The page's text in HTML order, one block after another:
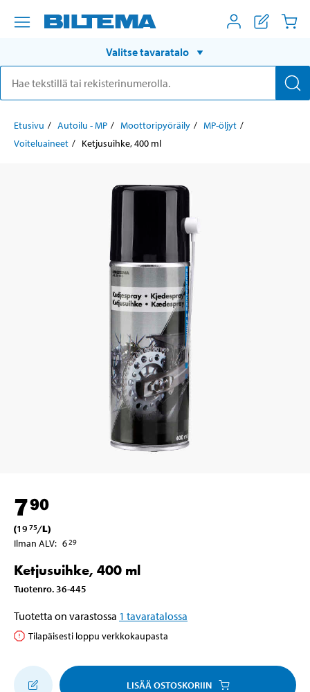
Valitse tavaratalo
Etusivu Autoilu - MP Moottoripyöräily
MP-öljyt
Voiteluaineet
Ketjusuihke, 400 ml
790
(19 75/L)
Ilman ALV: 629
Ketjusuihke, 400 ml
Tuotenro. 36-445
Tuotetta on varastossa 1 tavaratalossa
Tilapäisesti loppu verkkokaupasta
LISÄÄ OSTOSKORIIN